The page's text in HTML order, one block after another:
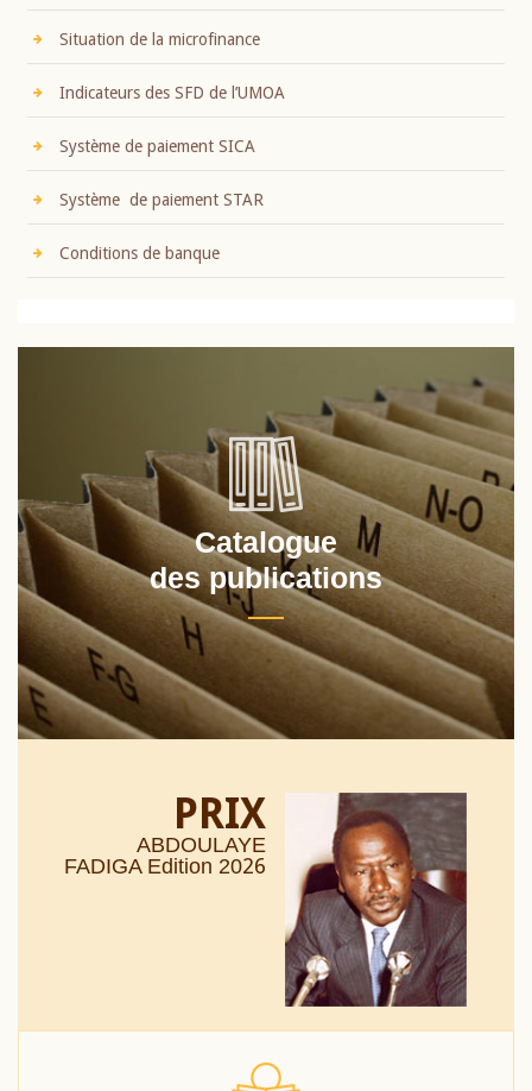
Situation de la microfinance
Indicateurs des SFD de l’UMOA
Système de paiement SICA
Système de paiement STAR
Conditions de banque
Catalogue
des publications
PRIX
ABDOULAYE
FADIGA Edition 2026